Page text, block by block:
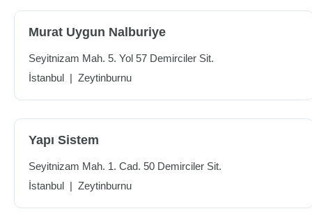
Murat Uygun Nalburiye
Seyitnizam Mah. 5. Yol 57 Demirciler Sit.
İstanbul | Zeytinburnu
Yapı Sistem
Seyitnizam Mah. 1. Cad. 50 Demirciler Sit.
İstanbul | Zeytinburnu